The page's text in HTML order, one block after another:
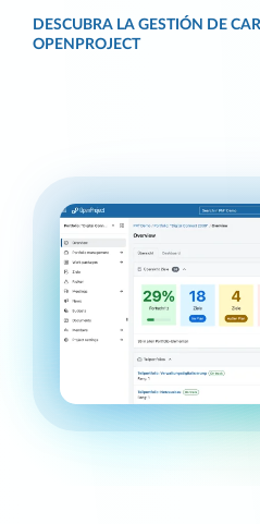
DESCUBRA LA GESTIÓN DE
OPENPROJECT